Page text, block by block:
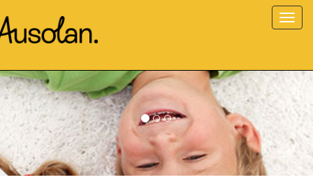
¡Una alimentación sana y
saludable para cada día,
para todos!